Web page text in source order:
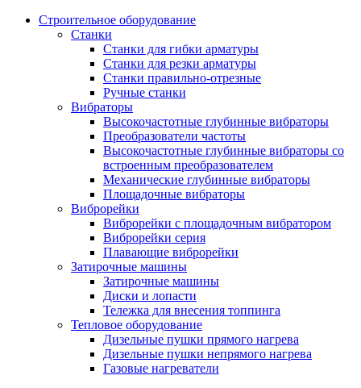
Строительное оборудование
Станки
Станки для гибки арматуры
Станки для резки арматуры
Станки правильно-отрезные
Ручные станки
Вибраторы
Высокочастотные глубинные вибраторы
Преобразователи частоты
Высокочастотные глубинные вибраторы со
встроенным преобразователем
Механические глубинные вибраторы
Площадочные вибраторы
Виброрейки
Виброрейки с площадочным вибратором
Виброрейки серия
Плавающие виброрейки
Затирочные машины
Затирочные машины
Диски и лопасти
Тележка для внесения топпинга
Тепловое оборудование
Дизельные пушки прямого нагрева
Дизельные пушки непрямого нагрева
Газовые нагреватели